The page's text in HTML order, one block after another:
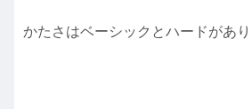
かたさはベーシックとハードがあり